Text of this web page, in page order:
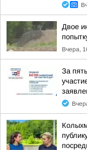
Двое
Вчера,
За